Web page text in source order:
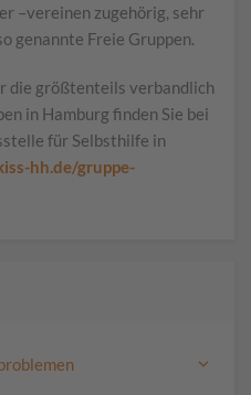
–vereinen zugehörig, sehr
genannte Freie Gruppen.
die größtenteils verbandlich
in Hamburg finden Sie bei
für Selbsthilfe in
hh.de/gruppe-